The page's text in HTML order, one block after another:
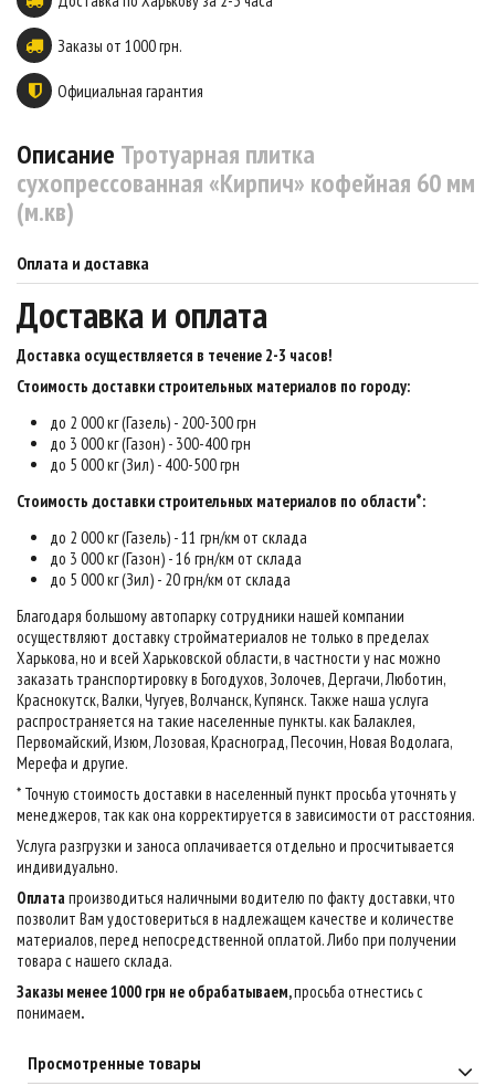
Заказы от 1000 грн.
Официальная гарантия
Описание Тротуарная плитка
сухопрессованная «Кирпич» кофейная 60 мм
(м.кв)
Оплата и доставка
Доставка и оплата
Доставка осуществляется в течение 2-3 часов!
Стоимость доставки строительных материалов по городу:
до 2 000 кг (Газель) - 200-300 грн
до 3 000 кг (Газон) - 300-400 грн
до 5 000 кг (Зил) - 400-500 грн
Стоимость доставки строительных материалов по области*:
до 2 000 кг (Газель) - 11 грн/км от склада
до 3 000 кг (Газон) - 16 грн/км от склада
до 5 000 кг (Зил) - 20 грн/км от склада
Благодаря большому автопарку сотрудники нашей компании
осуществляют доставку стройматериалов не только в пределах
Харькова, но и всей Харьковской области, в частности у нас можно
заказать транспортировку в Богодухов, Золочев, Дергачи, Люботин,
Краснокутск, Валки, Чугуев, Волчанск, Купянск. Также наша услуга
распространяется на такие населенные пункты. как Балаклея,
Первомайский, Изюм, Лозовая, Красноград, Песочин, Новая Водолага,
Мерефа и другие.
* Точную стоимость доставки в населенный пункт просьба уточнять у
менеджеров, так как она корректируется в зависимости от расстояния.
Услуга разгрузки и заноса оплачивается отдельно и просчитывается
индивидуально.
Оплатапроизводиться наличными водителю по факту доставки, что
позволит Вам удостовериться в надлежащем качестве и количестве
материалов, перед непосредственной оплатой. Либо при получении
товара с нашего склада.
Заказы менее 1000 грн не обрабатываем,просьба отнестись с
понимаем.
Просмотренные товары